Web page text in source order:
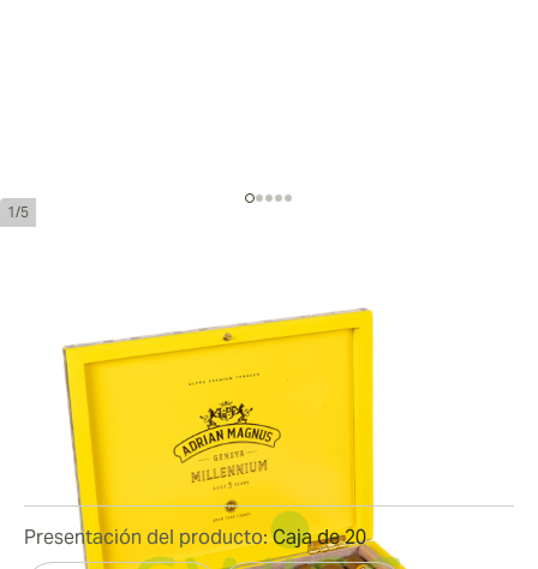
1/5
Toro
Medidor de anillo:52
Longitud:
152 mm / 6 pulgadas
Reseñas
Presentación del producto:Caja de 20